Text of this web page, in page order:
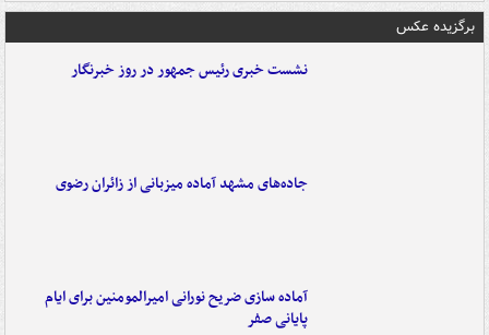
برگزیده عکس
نشست خبری رئیس جمهور در روز خبرنگار
جاده‌های مشهد آماده میزبانی از زائران رضوی
آماده سازی ضریح نورانی امیرالمومنین برای ایام
پایانی صفر